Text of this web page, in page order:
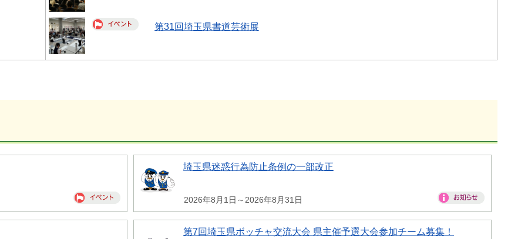
第31回埼玉県書道芸術展
埼玉県迷惑行為防止条例の一部改正
2026年8月1日～2026年8月31日
第7回埼玉県ボッチャ交流大会 県主催予選大会参加チーム募集！